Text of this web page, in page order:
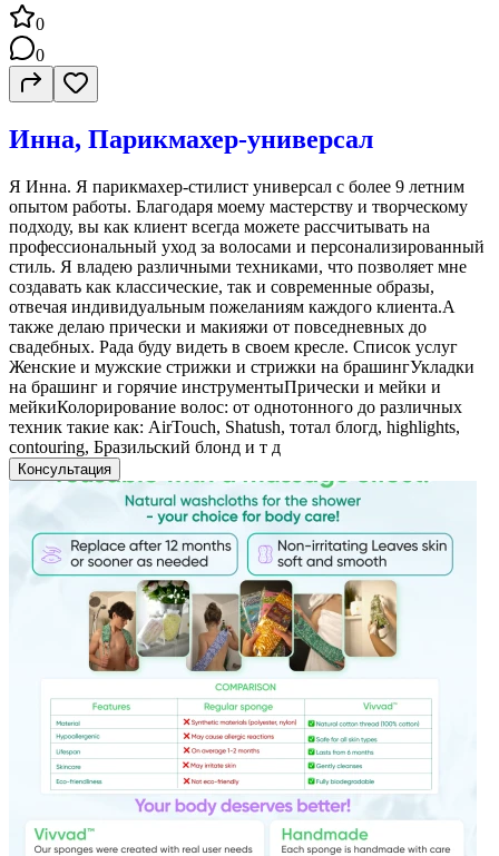
0
0
Инна, Парикмахер-универсал
Я Инна. Я парикмахер-стилист универсал с более 9 летним
опытом работы. Благодаря моему мастерству и творческому
подходу, вы как клиент всегда можете рассчитывать на
профессиональный уход за волосами и персонализированный
стиль. Я владею различными техниками, что позволяет мне
создавать как классические, так и современные образы,
отвечая индивидуальным пожеланиям каждого клиента.А
также делаю прически и макияжи от повседневных до
свадебных. Рада буду видеть в своем кресле. Список услуг
Женские и мужские стрижки и стрижки на брашингУкладки
на брашинг и горячие инструментыПрически и мейки и
мейкиКолорирование волос: от однотонного до различных
техник такие как: AirTouch, Shatush, тотал блогд, highlights,
contouring, Бразильский блонд и т д
Консультация